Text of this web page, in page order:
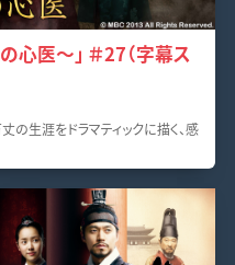
心医～」 ＃27（字幕ス
生涯をドラマティックに描く、感